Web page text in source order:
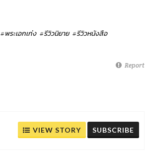
#พระเอกเก่ง #รีวิวนิยาย #รีวิวหนังสือ
Report
VIEW STORY SUBSCRIBE